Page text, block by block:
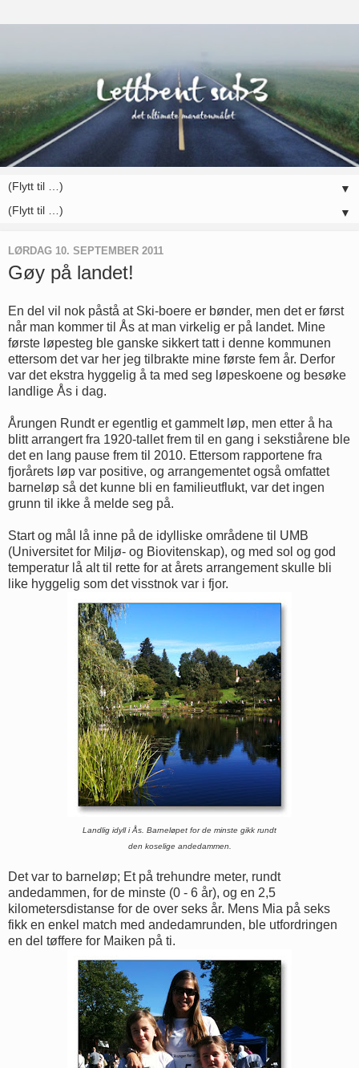
▼
▼
LØRDAG 10. SEPTEMBER 2011
Gøy på landet!
En del vil nok påstå at Ski-boere er bønder, men det er først
når man kommer til Ås at man virkelig er på landet. Mine
første løpesteg ble ganske sikkert tatt i denne kommunen
ettersom det var her jeg tilbrakte mine første fem år. Derfor
var det ekstra hyggelig å ta med seg løpeskoene og besøke
landlige Ås i dag.
Årungen Rundt er egentlig et gammelt løp, men etter å ha
blitt arrangert fra 1920-tallet frem til en gang i sekstiårene ble
det en lang pause frem til 2010. Ettersom rapportene fra
fjorårets løp var positive, og arrangementet også omfattet
barneløp så det kunne bli en familieutflukt, var det ingen
grunn til ikke å melde seg på.
Start og mål lå inne på de idylliske områdene til UMB
(Universitet for Miljø- og Biovitenskap), og med sol og god
temperatur lå alt til rette for at årets arrangement skulle bli
like hyggelig som det visstnok var i fjor.
Landlig idyll i Ås. Barneløpet for de minste gikk rundt
den koselige andedammen.
Det var to barneløp; Et på trehundre meter, rundt
andedammen, for de minste (0 - 6 år), og en 2,5
kilometersdistanse for de over seks år. Mens Mia på seks
fikk en enkel match med andedamrunden, ble utfordringen
en del tøffere for Maiken på ti.